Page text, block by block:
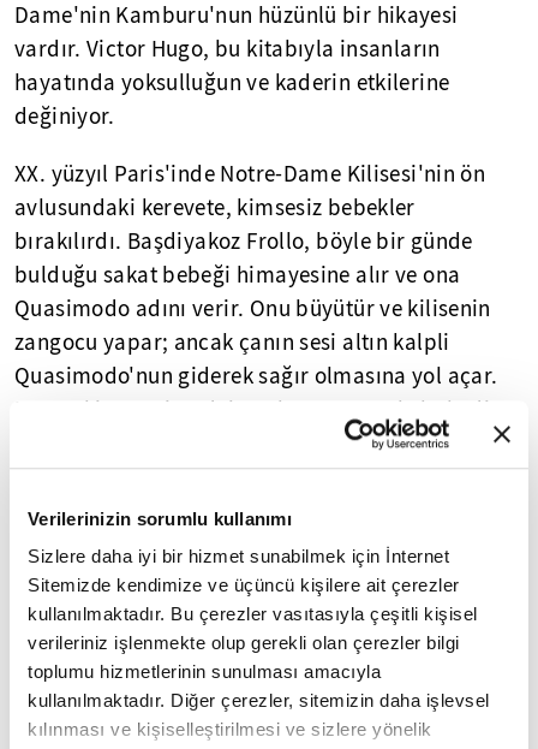
Verilerinizin sorumlu kullanımı
Sizlere daha iyi bir hizmet sunabilmek için İnternet
Sitemizde kendimize ve üçüncü kişilere ait çerezler
kullanılmaktadır. Bu çerezler vasıtasıyla çeşitli kişisel
verileriniz işlenmekte olup gerekli olan çerezler bilgi
toplumu hizmetlerinin sunulması amacıyla
kullanılmaktadır. Diğer çerezler, sitemizin daha işlevsel
kılınması ve kişiselleştirilmesi ve sizlere yönelik
Dame'nin Kamburu'nun hüzünlü bir hikayesi
vardır. Victor Hugo, bu kitabıyla insanların
hayatında yoksulluğun ve kaderin etkilerine
değiniyor.
XX. yüzyıl Paris'inde Notre-Dame Kilisesi'nin ön
avlusundaki kerevete, kimsesiz bebekler
bırakılırdı. Başdiyakoz Frollo, böyle bir günde
bulduğu sakat bebeği himayesine alır ve ona
Quasimodo adını verir. Onu büyütür ve kilisenin
zangocu yapar; ancak çanın sesi altın kalpli
Quasimodo'nun giderek sağır olmasına yol açar.
Ne var ki, Quasimodo'nun koruyucusu kabul edip
büyük sevgi ve bağlılık duyarak büyüdüğü
başdiyakoz, karanlık iç dünyasına hapsolmuş,
dizginleyemediği nefretinin pençesinde kıvranan
biridir. Victor Hugo, olayları ince ince ördüğü
Notre-Dame'ın Kamburu adlı ünlü eserinde, insan
hayatında kaderin yerini sorgulamış, kaleme
alındığından bu yana birçok sanat eserine,
özellikle de filmlere esin kaynağı olan muhteşem
bir roman çıkarmıştır ortaya.